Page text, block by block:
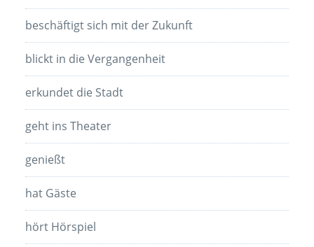
beschäftigt sich mit der Zukunft
blickt in die Vergangenheit
erkundet die Stadt
geht ins Theater
genießt
hat Gäste
hört Hörspiel